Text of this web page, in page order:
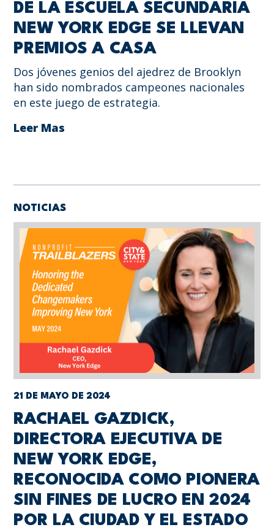
DE LA ESCUELA SECUNDARIA
NEW YORK EDGE SE LLEVAN
PREMIOS A CASA
Dos jóvenes genios del ajedrez de Brooklyn
han sido nombrados campeones nacionales
en este juego de estrategia.
Leer Mas
NOTICIAS
21 DE MAYO DE 2024
RACHAEL GAZDICK,
DIRECTORA EJECUTIVA DE
NEW YORK EDGE,
RECONOCIDA COMO PIONERA
SIN FINES DE LUCRO EN 2024
POR LA CIUDAD Y EL ESTADO